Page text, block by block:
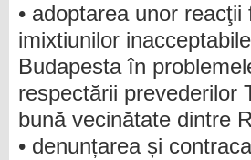
• adoptarea unor
imixtiunilor
Budapesta în
respectării prevederilor
bună vecinătate dintre
• denunțarea și